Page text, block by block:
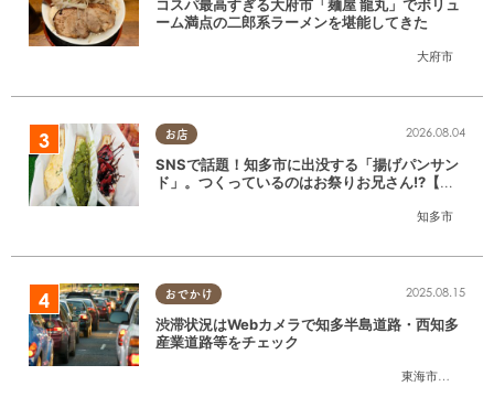
大府市
コスパ最高すぎる大府市「麺屋 龍丸」でボリュ
ーム満点の二郎系ラーメンを堪能してきた
お店
知多市
2026.08.04
SNSで話題！知多市に出没する「揚げパンサン
ド」。つくっているのはお祭りお兄さん!?【ち
おでかけ
東海市
,大府市
2025.08.15
渋滞状況はWebカメラで知多半島道路・西知多
産業道路等をチェック